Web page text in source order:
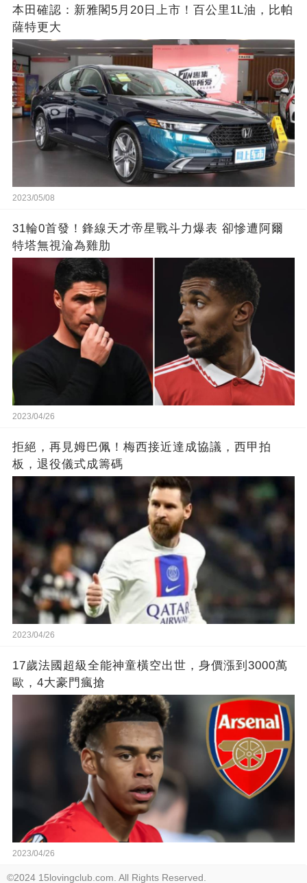
本田確認：新雅閣5月20日上市！百公里1L油，比帕
薩特更大
2023/05/08
31輪0首發！鋒線天才帝星戰斗力爆表 卻慘遭阿爾
特塔無視淪為雞肋
2023/04/26
拒絕，再見姆巴佩！梅西接近達成協議，西甲拍
板，退役儀式成籌碼
2023/04/26
17歲法國超級全能神童橫空出世，身價漲到3000萬
歐，4大豪門瘋搶
2023/04/26
©2024 15lovingclub.com. All Rights Reserved.